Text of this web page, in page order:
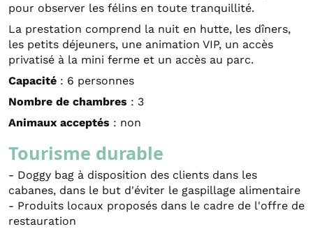
pour observer les félins en toute tranquillité.
La prestation comprend la nuit en hutte, les dîners,
les petits déjeuners, une animation VIP, un accès
privatisé à la mini ferme et un accès au parc.
Capacité : 6 personnes
Nombre de chambres : 3
Animaux acceptés : non
Tourisme durable
- Doggy bag à disposition des clients dans les
cabanes, dans le but d'éviter le gaspillage alimentaire
- Produits locaux proposés dans le cadre de l'offre de
restauration